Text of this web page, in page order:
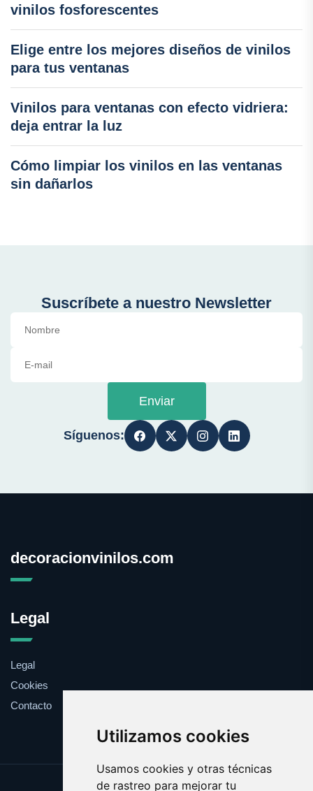
Utilizamos cookies
Usamos cookies y otras técnicas
de rastreo para mejorar tu
vinilos fosforescentes
Elige entre los mejores diseños de vinilos
para tus ventanas
Vinilos para ventanas con efecto vidriera:
deja entrar la luz
Cómo limpiar los vinilos en las ventanas
sin dañarlos
Suscríbete a nuestro Newsletter
Enviar
Síguenos:
decoracionvinilos.com
Legal
Legal
Cookies
Contacto
Update cookies preferences